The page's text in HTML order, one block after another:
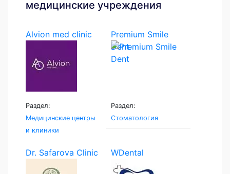
медицинские учреждения
Alvion med clinic
Раздел:
Медицинские центры
и клиники
Premium Smile
Dent
Раздел:
Стоматология
Dr. Safarova Clinic WDental